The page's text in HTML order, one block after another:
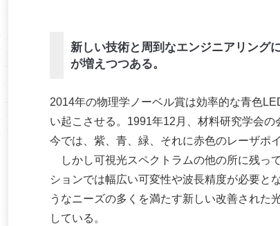
新しい技術と周到なエンジニアリング
が増えつつある。
2014年の物理学ノーベル賞は効率的な青色
い起こさせる。1991年12月、材料研究学会
今では、紫、青、緑、それに赤色のレーザポ
しかし可視光スペクトラムの他の所に残っ
ションでは幅広い可変性や波長精度が必要と
うなニーズの多くを満たす新しい改善された
している。